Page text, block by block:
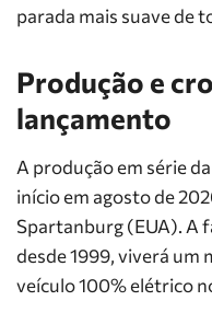
parada mais suave de
Produção e
lançamento
A produção em série
início em agosto de
Spartanburg (EUA). A
desde 1999, viverá um
veículo 100% elétrico